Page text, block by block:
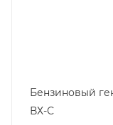
Бензиновый
ВХ-С